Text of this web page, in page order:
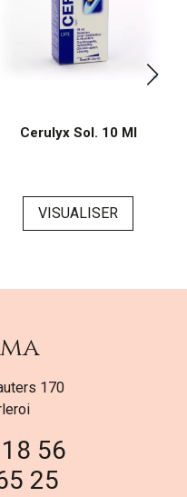
Cerulyx Sol. 10 Ml
VISUALISER
170
56
25